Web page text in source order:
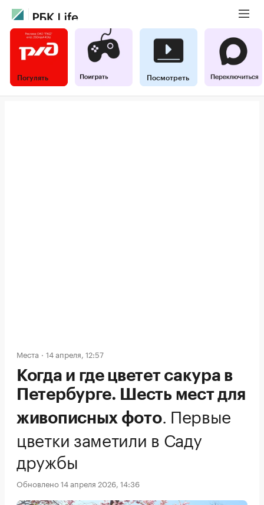
Погулять Посмотреть
Места 14 апреля, 12:57
Когда и где цветет сакура в
Петербурге. Шесть мест для
живописных фото. Первые
цветки заметили в Саду
дружбы
Обновлено 14 апреля 2026, 14:36